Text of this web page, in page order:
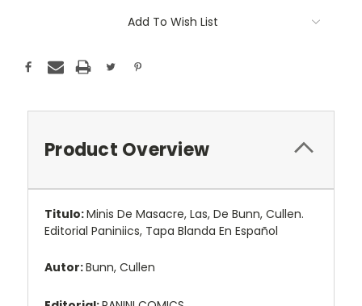
Add To Wish List
Product Overview
Titulo:Minis De Masacre, Las, De Bunn, Cullen.
Editorial Paniniics, Tapa Blanda En Español
Autor:Bunn, Cullen